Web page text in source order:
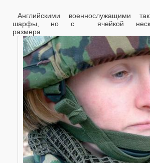
Английскими военнослужащими
шарфы, но с ячейкой